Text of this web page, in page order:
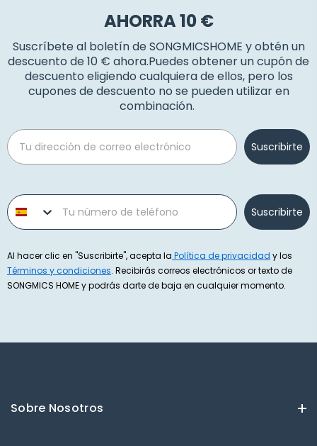
AHORRA 10 €
Suscríbete al boletín de SONGMICSHOME y obtén un
descuento de 10 € ahora.Puedes obtener un cupón de
descuento eligiendo cualquiera de ellos, pero los
cupones de descuento no se pueden utilizar en
combinación.
Email
Suscribirte
Phone number
Suscribirte
Al hacer clic en "Suscribirte", acepta la Política de privacidad y los
Términos y condiciones. Recibirás correos electrónicos or texto de
SONGMICS HOME y podrás darte de baja en cualquier momento.
Sobre Nosotros